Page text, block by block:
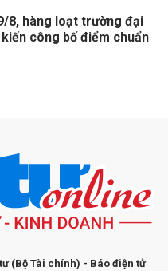
8, hàng loạt trường đại
công bố điểm chuẩn
(Bộ Tài chính) - Báo điện tử